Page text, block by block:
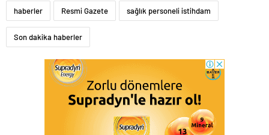
haberler Resmi Gazete sağlık personeli istihdam
Son dakika haberler